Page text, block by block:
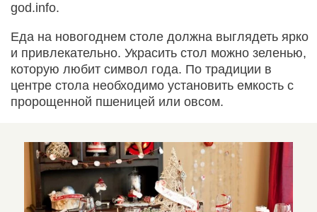
god.info.
Еда на новогоднем столе должна выглядеть ярко
и привлекательно. Украсить стол можно зеленью,
которую любит символ года. По традиции в
центре стола необходимо установить емкость с
пророщенной пшеницей или овсом.